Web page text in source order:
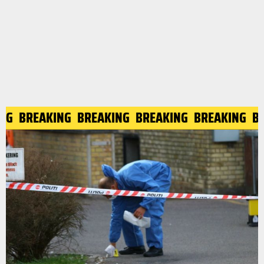
BREAKING BREAKING BREAKING BREAKING